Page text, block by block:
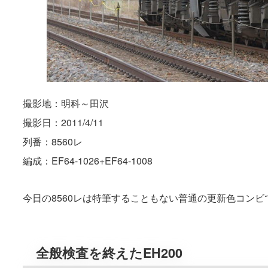
撮影地：明科～田沢
撮影日：2011/4/11
列番：8560レ
編成：EF64-1026+EF64-1008
今日の8560レは特筆することもない普通の更新色コンビ
全般検査を終えたEH200